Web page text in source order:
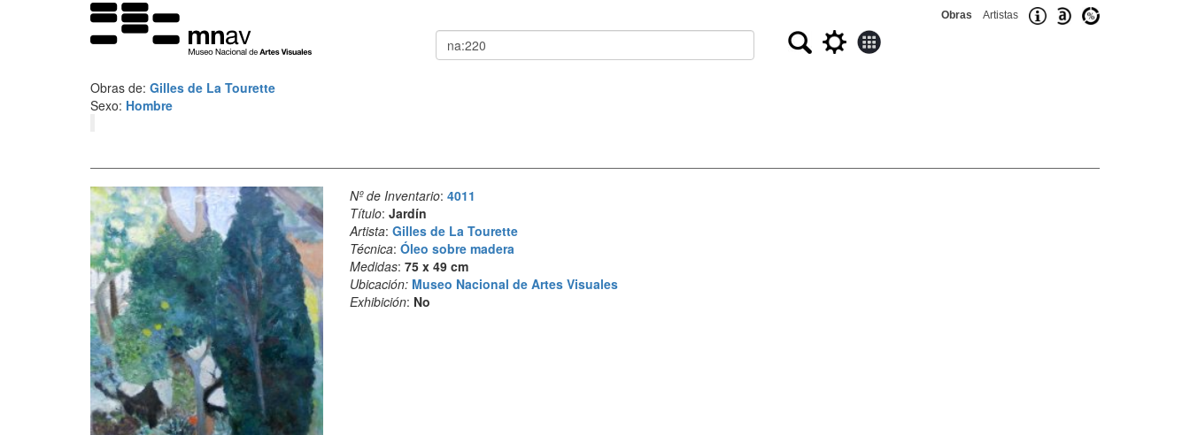
Obras Artistas
Buscar
Obras de: Gilles de La Tourette
Sexo: Hombre
Nº de Inventario: 4011
Título: Jardín
Artista: Gilles de La Tourette
Técnica: Óleo sobre madera
Medidas: 75 x 49 cm
Ubicación: Museo Nacional de Artes Visuales
Exhibición: No